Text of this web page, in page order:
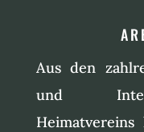
Aus den
und